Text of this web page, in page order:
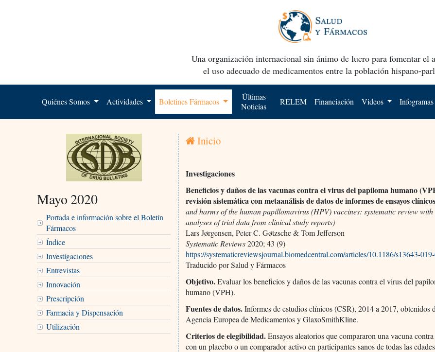
Una organización internacional sin ánimo de lucro para fomentar el
el uso adecuado de medicamentos entre la población hispano-
Quiénes Somos Actividades Boletines Fármacos
Últimas
Noticias
RELEM Financiación Videos Infogramas
Mayo 2020
Portada e información sobre el Boletín
Fármacos
Índice
Investigaciones
Entrevistas
Innovación
Prescripción
Farmacia y Dispensación
Utilización
Inicio
Investigaciones
Beneficios y daños de las vacunas contra el virus del papiloma humano
revisión sistemática con metaanálisis de datos de informes de ensayos
and harms of the human papillomavirus (HPV) vaccines: systematic review with
analyses of trial data from clinical study reports)
Lars Jørgensen, Peter C. Gøtzsche & Tom Jefferson
Systematic Reviews2020; 43 (9)
https://systematicreviewsjournal.biomedcentral.com/articles/10.1186/s13643-
Traducido por Salud y Fármacos
Objetivo.Evaluar los beneficios y daños de las vacunas contra el virus del
humano (VPH).
Fuentes de datos.Informes de estudios clínicos (CSR), 2014 a 2017, obtenidos
Agencia Europea de Medicamentos y GlaxoSmithKline.
Criterios de elegibilidad.Ensayos aleatorios que compararon una vacuna
con un placebo o un comparador activo en participantes sanos de todas las